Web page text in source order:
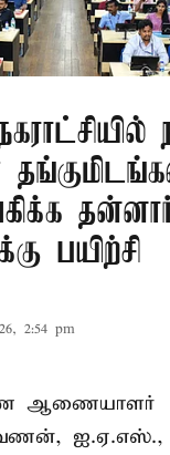
பயிற்சி
2:54 pm
ஆணையாளர்